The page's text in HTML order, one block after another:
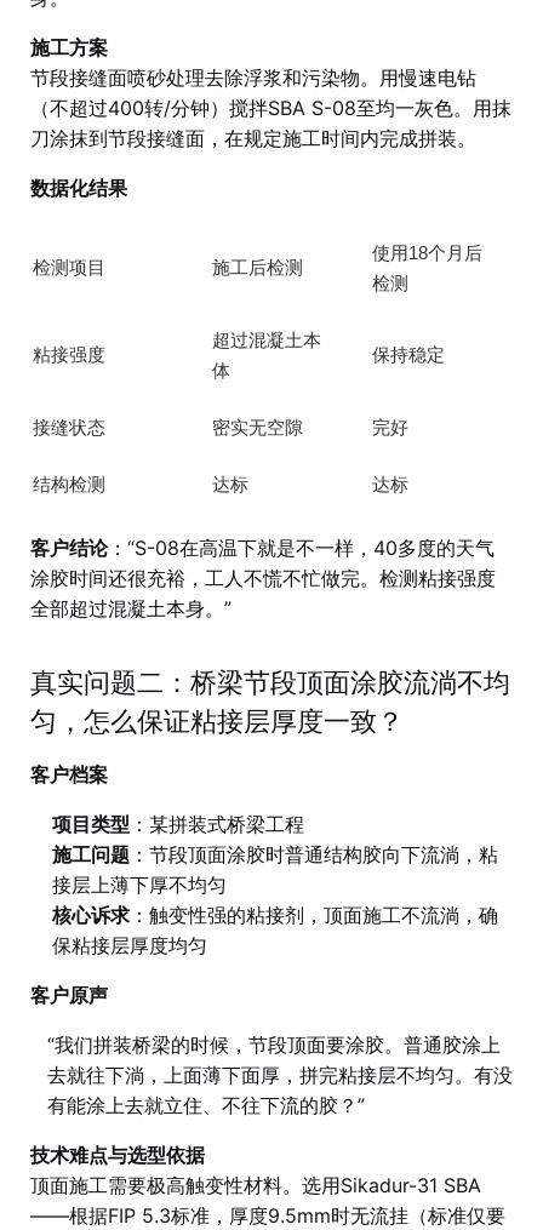
施工方案
节段接缝面喷砂处理去除浮浆和污染物。用慢速电钻
（不超过400转/分钟）搅拌SBA S-08至均一灰色。用抹
刀涂抹到节段接缝面，在规定施工时间内完成拼装。
数据化结果
检测项目 施工后检测
使用18个月后
检测
粘接强度
超过混凝土本
体
保持稳定
接缝状态 密实无空隙 完好
结构检测 达标 达标
客户结论：“S-08在高温下就是不一样，40多度的天气
涂胶时间还很充裕，工人不慌不忙做完。检测粘接强度
全部超过混凝土本身。”
真实问题二：桥梁节段顶面涂胶流淌不均
匀，怎么保证粘接层厚度一致？
客户档案
项目类型 ：某拼装式桥梁工程
施工问题：节段顶面涂胶时普通结构胶向下流淌，粘
接层上薄下厚不均匀
核心诉求：触变性强的粘接剂，顶面施工不流淌，确
保粘接层厚度均匀
客户原声
“我们拼装桥梁的时候，节段顶面要涂胶。普通胶涂上
去就往下淌，上面薄下面厚，拼完粘接层不均匀。有没
有能涂上去就立住、不往下流的胶？”
技术难点与选型依据
顶面施工需要极高触变性材料。选用Sikadur-31 SBA
——根据FIP 5.3标准，厚度9.5mm时无流挂（标准仅要